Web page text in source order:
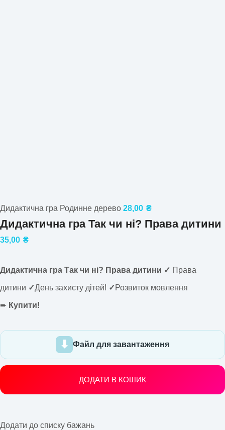
Дидактична гра Родинне дерево 28,00 ₴
Дидактична гра Так чи ні? Права дитини
35,00 ₴
Дидактична гра Так чи ні? Права дитини ✓ Права
дитини ✓День захисту дітей! ✓Розвиток мовлення
➨ Купити!
Файл для завантаження
ДОДАТИ В КОШИК
Додати до списку бажань